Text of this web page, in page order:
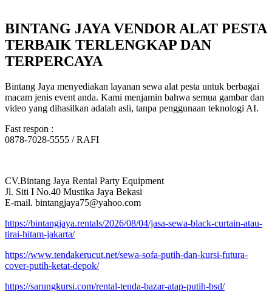
BINTANG JAYA VENDOR ALAT PESTA
TERBAIK TERLENGKAP DAN
TERPERCAYA
Bintang Jaya menyediakan layanan sewa alat pesta untuk berbagai
macam jenis event anda. Kami menjamin bahwa semua gambar dan
video yang dihasilkan adalah asli, tanpa penggunaan teknologi AI.
Fast respon :
0878-7028-5555 / RAFI
CV.Bintang Jaya Rental Party Equipment
Jl. Siti I No.40 Mustika Jaya Bekasi
E-mail. bintangjaya75@yahoo.com
https://bintangjaya.rentals/2026/08/04/jasa-sewa-black-curtain-atau-
tirai-hitam-jakarta/
https://www.tendakerucut.net/sewa-sofa-putih-dan-kursi-futura-
cover-putih-ketat-depok/
https://sarungkursi.com/rental-tenda-bazar-atap-putih-bsd/